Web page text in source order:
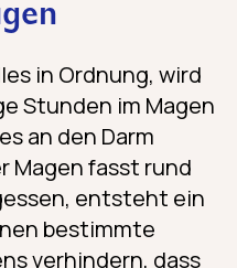
in Ordnung, wird
Stunden im Magen
an den Darm
Magen fasst rund
entsteht ein
bestimmte
verhindern, dass